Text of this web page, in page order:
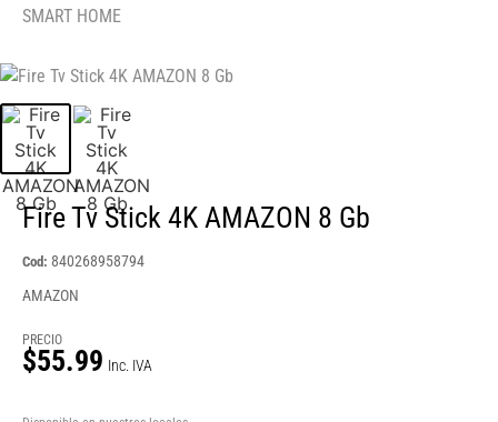
SMART HOME
Fire Tv Stick 4K AMAZON 8 Gb
Cod: 840268958794
AMAZON
PRECIO
$55.99 Inc. IVA